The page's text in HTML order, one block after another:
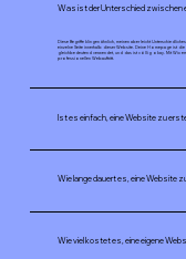
Was ist der Unterschied zwischen
Diese Begriffe klingen ähnlich, meinen aber leicht
einzelne Seite innerhalb dieser Website. Deine Homepage ist die
gleichbedeutend verwendet, und das ist völlig okay. Mit Wix
professionellen Webauftritt.
Ist es einfach, eine Website zu
Wie lange dauert es, eine Website
Wie viel kostet es, eine eigene